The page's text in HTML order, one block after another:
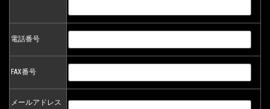
電話番号
FAX番号
メールアドレス